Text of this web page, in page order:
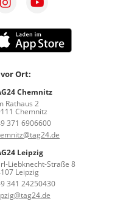
Ort:
Chemnitz
Rathaus 2
Chemnitz
371 6906600
Leipzig
Liebknecht-Straße 8
Leipzig
341 24250430